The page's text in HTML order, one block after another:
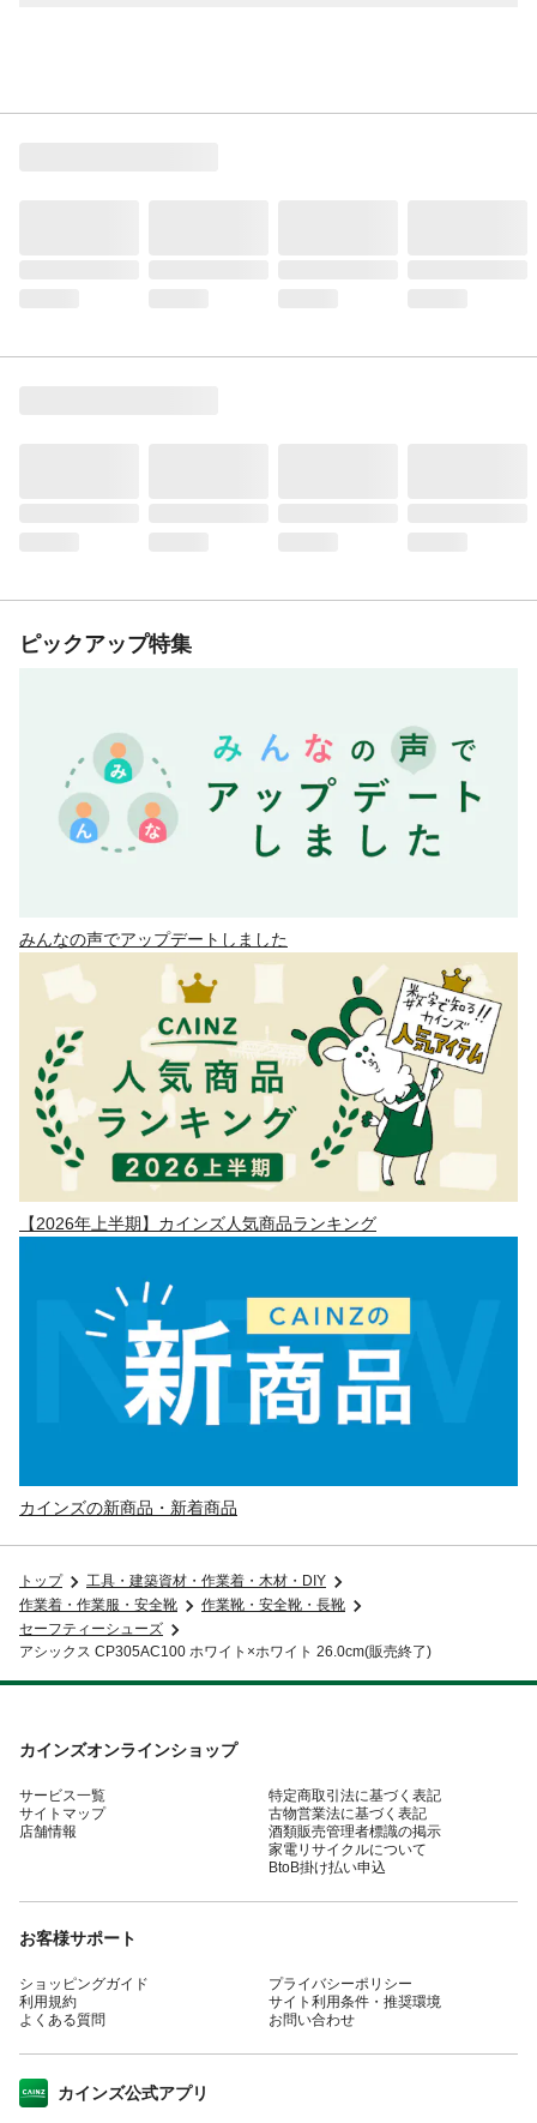
ピックアップ特集
みんなの声でアップデートしました
【2026年上半期】カインズ人気商品ランキング
カインズの新商品・新着商品
トップ
工具・建築資材・作業着・木材・DIY
作業着・作業服・安全靴
作業靴・安全靴・長靴
セーフティーシューズ
アシックス CP305AC100 ホワイト×ホワイト 26.0cm(販売終了)
カインズオンラインショップ
サービス一覧
サイトマップ
店舗情報
特定商取引法に基づく表記
古物営業法に基づく表記
酒類販売管理者標識の掲示
家電リサイクルについて
BtoB掛け払い申込
お客様サポート
ショッピングガイド
利用規約
よくある質問
プライバシーポリシー
サイト利用条件・推奨環境
お問い合わせ
カインズ公式アプリ